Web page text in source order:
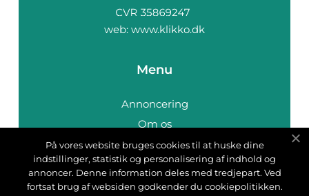
web: www.klikko.dk
Menu
Annoncering
Om os
Cookies
Kontakt os
Sitemap
På vores website bruges cookies til at huske dine
indstillinger, statistik og personalisering af indhold og
annoncer. Denne information deles med tredjepart. Ved
fortsat brug af websiden godkender du cookiepolitikken.